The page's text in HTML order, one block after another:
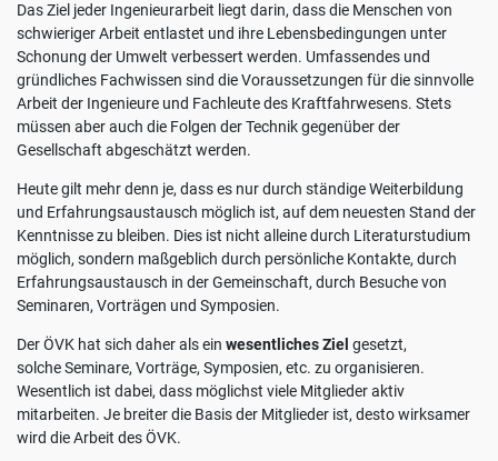
die
Zukunft
widerrufen,
indem
Sie
Ihre
Einstellungen
ändern.
Weitere
Informationen
zum
Thema
Datenschutz
Sie
unter:
Datenschutz.
Benutzerdefinierte
Das Ziel jeder Ingenieurarbeit liegt darin, dass die Menschen von
schwieriger Arbeit entlastet und ihre Lebensbedingungen unter
Schonung der Umwelt verbessert werden. Umfassendes und
gründliches Fach­wissen sind die Voraussetzungen für die sinnvolle
Arbeit der Ingenieure und Fachleute des Kraftfahrwesens. Stets
müssen aber auch die Folgen der Technik gegenüber der
Gesellschaft abgeschätzt werden.
Heute gilt mehr denn je, dass es nur durch ständige Weiterbildung
und Erfahrungsaustausch möglich ist, auf dem neuesten Stand der
Kenntnisse zu bleiben. Dies ist nicht alleine durch Literaturstudium
möglich, sondern maßgeblich durch persönliche Kontakte, durch
Erfahrungsaustausch in der Gemeinschaft, durch Besuche von
Seminaren, Vorträgen und Symposien.
Der ÖVK hat sich daher als ein wesentliches Ziel gesetzt,
solche Seminare, Vorträge, Symposien, etc. zu organisieren.
Wesentlich ist dabei, dass möglichst viele Mitglieder aktiv
mitarbeiten. Je breiter die Basis der Mitglieder ist, desto wirksamer
wird die Arbeit des ÖVK.